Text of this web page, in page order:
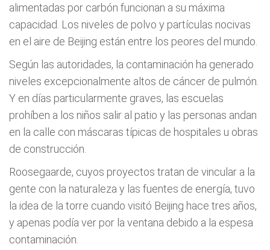
alimentadas por carbón funcionan a su máxima
capacidad. Los niveles de polvo y partículas nocivas
en el aire de Beijing están entre los peores del mundo.
Según las autoridades, la contaminación ha generado
niveles excepcionalmente altos de cáncer de pulmón.
Y en días particularmente graves, las escuelas
prohíben a los niños salir al patio y las personas andan
en la calle con máscaras típicas de hospitales u obras
de construcción.
Roosegaarde, cuyos proyectos tratan de vincular a la
gente con la naturaleza y las fuentes de energía, tuvo
la idea de la torre cuando visitó Beijing hace tres años,
y apenas podía ver por la ventana debido a la espesa
contaminación.